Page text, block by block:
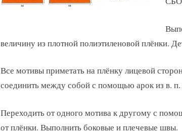
величину из плотной полиэтиленовой плёнки.
Все мотивы приметать на плёнку лицевой
соединить между собой с помощью арок из в. п.
Переходить от одного мотива к другому с
от плёнки. Выполнить боковые и плечевые швы.